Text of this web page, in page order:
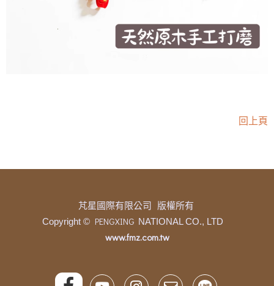
回上頁
芃星國際有限公司 版權所有
Copyright © PENGXING NATIONAL CO., LTD
www.fmz.com.tw